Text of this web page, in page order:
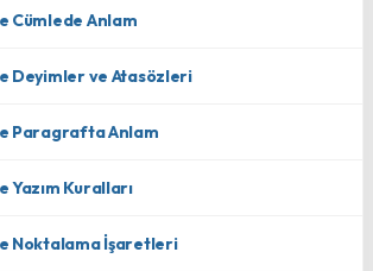
Cümlede Anlam
Deyimler ve Atasözleri
Paragrafta Anlam
Yazım Kuralları
Noktalama İşaretleri